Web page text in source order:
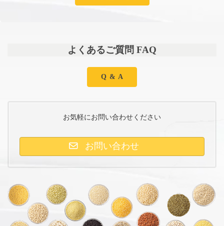
よくあるご質問 FAQ
Q & A
お気軽にお問い合わせください
お問い合わせ